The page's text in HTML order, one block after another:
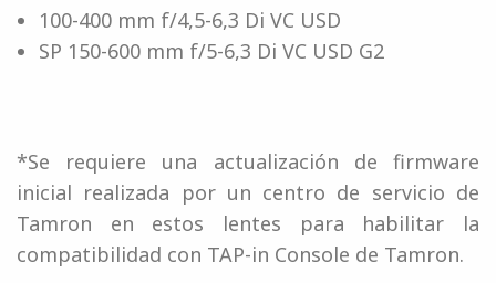
100-400 mm f/4,5-6,3 Di VC USD
SP 150-600 mm f/5-6,3 Di VC USD G2
*Se requiere una actualización de firmware
inicial realizada por un centro de servicio de
Tamron en estos lentes para habilitar la
compatibilidad con TAP-in Console de Tamron.